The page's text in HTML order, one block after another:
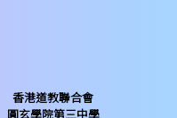
香港道教聯合會
圓玄學院第三中學